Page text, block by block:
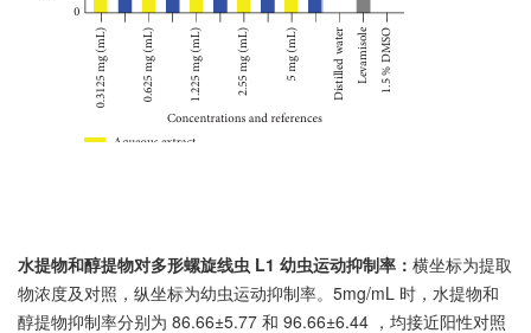
水提物和醇提物对多形螺旋线虫 L1 幼虫运动抑制率： 横坐标为提取
物浓度及对照，纵坐标为幼虫运动抑制率。5mg/mL 时，水提物和
醇提物抑制率分别为 86.66±5.77 和 96.66±6.44 ，均接近阳性对照